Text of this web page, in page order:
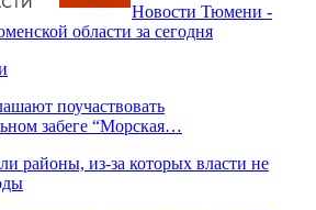
Новости Тюмени -
области за сегодня
поучаствовать
забеге “Морская…
районы, из-за которых власти не